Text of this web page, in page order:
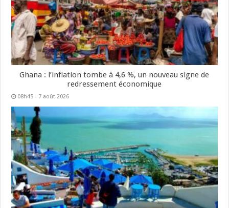
Ghana : l’inflation tombe à 4,6 %, un nouveau signe de
redressement économique
08h45 - 7 août 2026